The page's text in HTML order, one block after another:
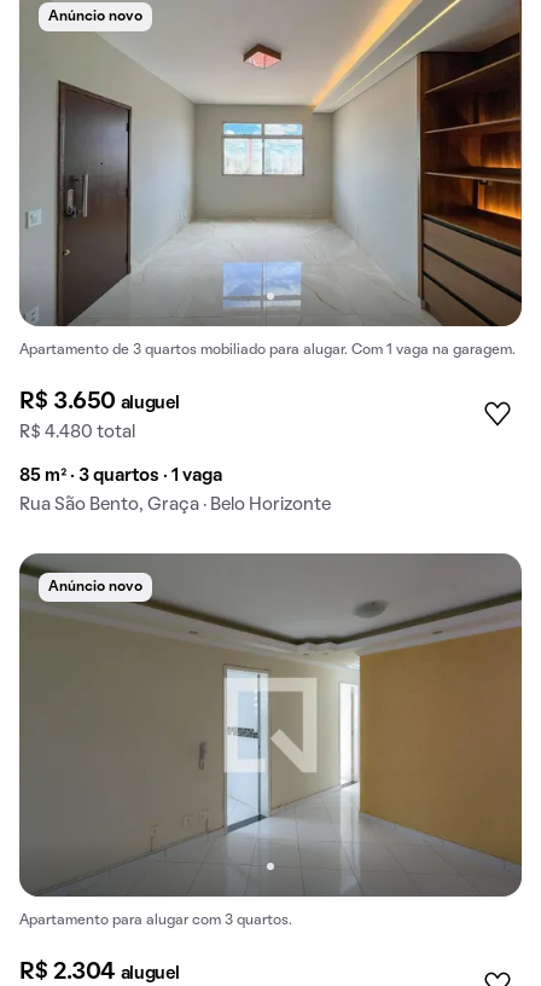
Anúncio novo
Apartamento de 3 quartos mobiliado para alugar. Com 1 vaga na garagem.
R$ 3.650 aluguel
R$ 4.480 total
85 m² · 3 quartos · 1 vaga
Rua São Bento, Graça · Belo Horizonte
Anúncio novo
Apartamento para alugar com 3 quartos.
R$ 2.304 aluguel